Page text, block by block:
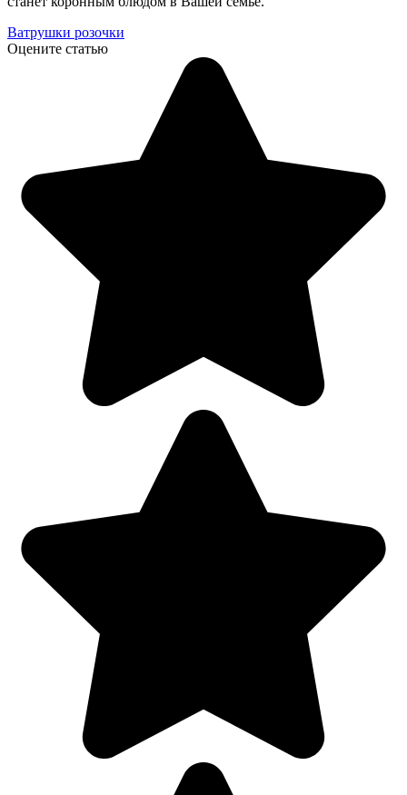
Ватрушки розочки
Оцените статью